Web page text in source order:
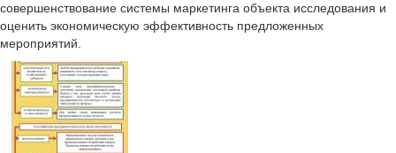
совершенствование системы маркетинга объекта исследования и
оценить экономическую эффективность предложенных
мероприятий.